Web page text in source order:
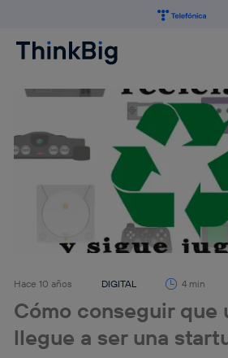
Hace 10 años DIGITAL 4 min
Cómo conseguir que
llegue a ser una